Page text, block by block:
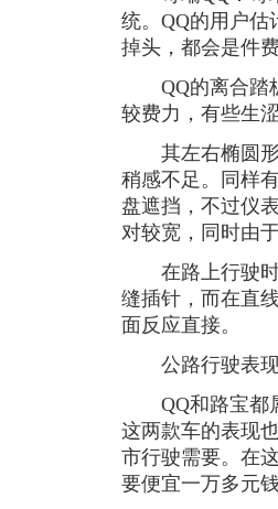
统。QQ的用户估
掉头，都会是件
QQ的离合踏板
较费力，有些生涩
其左右椭圆形
稍感不足。同样
盘遮挡，不过仪
对较宽，同时由
在路上行驶时
缝插针，而在直
面反应直接。
公路行驶表现
QQ和路宝都属
这两款车的表现
市行驶需要。在
要便宜一万多元